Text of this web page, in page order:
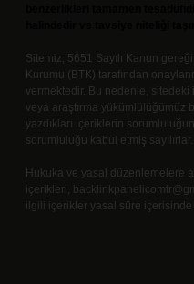
Sitemiz, 5651 Sayılı Kanun
Kurumu (BTK) tarafından
vermektedir. Bu nedenle,
veya araştırma yükümlülüğümüz
yazdıkları içeriklerin
sorumluluğu kabul etmiş sayılırlar.
Hukuka ve yasal düzenlemelere
içerikleri,
ilgili içerikler yasal süre içerisinde